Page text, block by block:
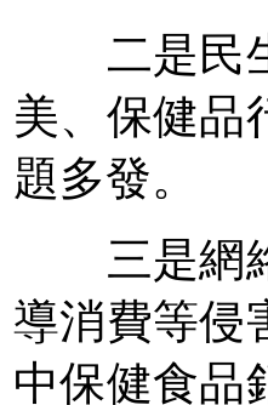
二是民生
美、保健品
題多發。
三是網絡
導消費等侵
中保健食品